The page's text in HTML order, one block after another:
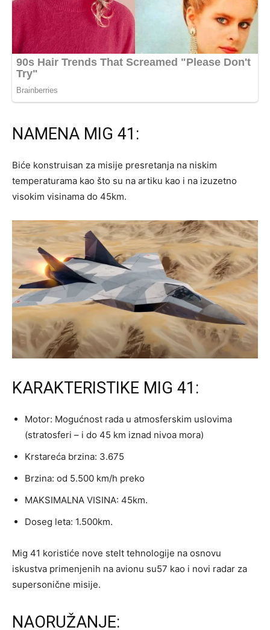
NAMENA MIG 41:
Biće konstruisan za misije presretanja na niskim
temperaturama kao što su na artiku kao i na izuzetno
visokim visinama do 45km.
KARAKTERISTIKE MIG 41:
Motor: Mogućnost rada u atmosferskim uslovima
(stratosferi – i do 45 km iznad nivoa mora)
Krstareća brzina: 3.675
Brzina: od 5.500 km/h preko
MAKSIMALNA VISINA: 45km.
Doseg leta: 1.500km.
Mig 41 koristiće nove stelt tehnologije na osnovu
iskustva primenjenih na avionu su57 kao i novi radar za
supersonične misije.
NAORUŽANJE: